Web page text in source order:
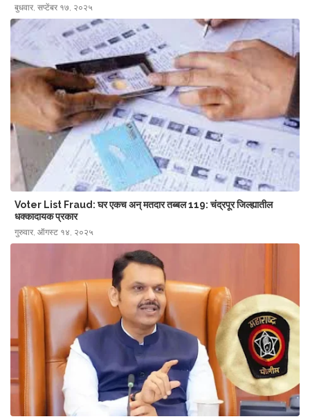
बुधवार, सप्टेंबर १७, २०२५
Voter List Fraud: घर एकच अन् मतदार तब्बल 119: चंद्रपूर जिल्ह्यातील
धक्कादायक प्रकार
गुरुवार, ऑगस्ट १४, २०२५